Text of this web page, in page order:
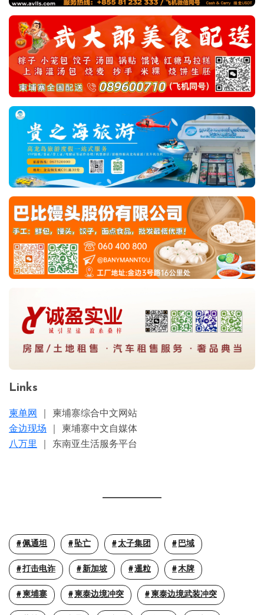
Links
柬单网
｜ 柬埔寨综合中文网站
金边现场 ｜ 柬埔寨中文自媒体
八万里
｜ 东南亚生活服务平台
佩通坦 坠亡 太子集团 巴域
打击电诈 新加坡 暹粒 木牌
柬埔寨 柬泰边境冲突 柬泰边境武装冲突